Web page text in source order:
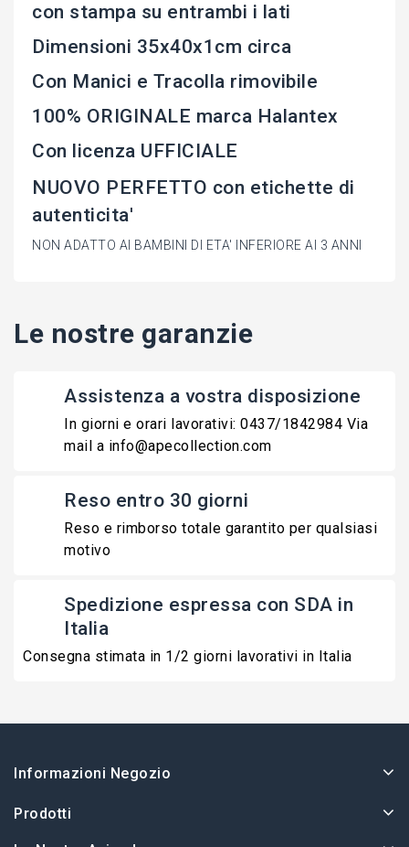
con stampa su entrambi i lati
Dimensioni 35x40x1cm circa
Con Manici e Tracolla rimovibile
100% ORIGINALE marca Halantex
Con licenza UFFICIALE
NUOVO PERFETTO con etichette di
autenticita'
NON ADATTO AI BAMBINI DI ETA' INFERIORE AI 3 ANNI
Le nostre garanzie
Assistenza a vostra disposizione
In giorni e orari lavorativi: 0437/1842984 Via
mail a info@apecollection.com
Reso entro 30 giorni
Reso e rimborso totale garantito per qualsiasi
motivo
Spedizione espressa con SDA in
Italia
Consegna stimata in 1/2 giorni lavorativi in Italia
Informazioni Negozio
Prodotti